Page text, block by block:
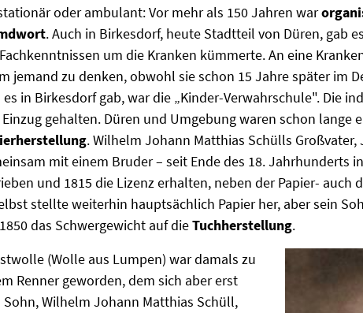
oder ambulant: Vor mehr als 150 Jahren war
. Auch in Birkesdorf, heute Stadtteil von Düren, gab
um die Kranken kümmerte. An eine
jemand zu denken, obwohl sie schon 15 Jahre später im
es in Birkesdorf gab, war die „Kinder-Verwahrschule". Die
gehalten. Düren und Umgebung waren schon lange
. Wilhelm Johann Matthias Schülls
mit einem Bruder – seit Ende des 18. Jahrhunderts
und 1815 die Lizenz erhalten, neben der Papier- auch
stellte weiterhin hauptsächlich Papier her, aber sein
das Schwergewicht auf dieTuchherstellung.
(Wolle aus Lumpen) war damals zu
Renner geworden, dem sich aber erst
Sohn, Wilhelm Johann Matthias Schüll,